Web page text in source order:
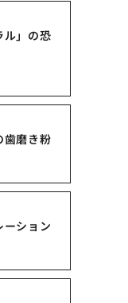
ル」の恐
歯磨き粉
ーション